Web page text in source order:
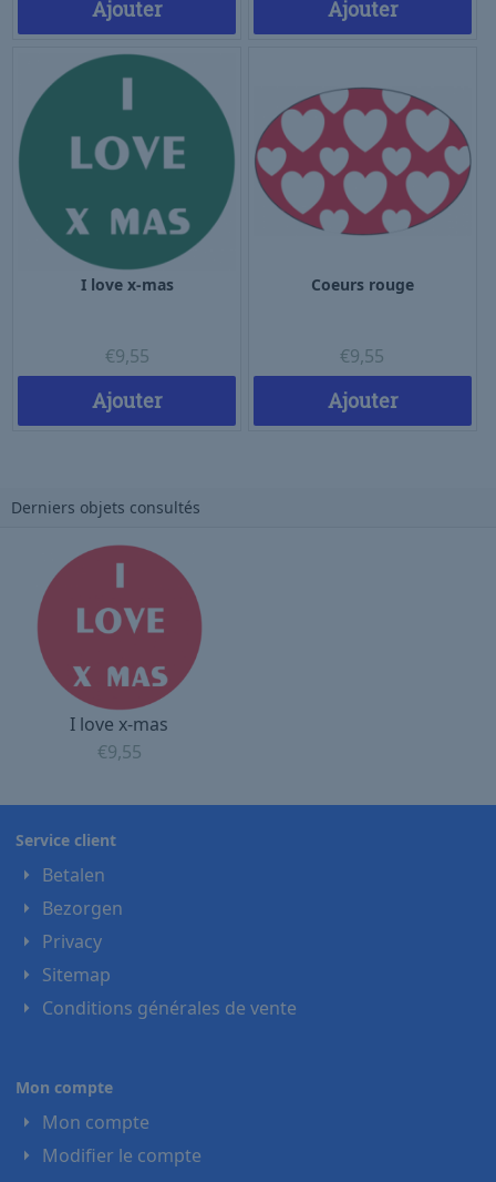
Ajouter Ajouter
I love x-mas
€9,55
Ajouter
Coeurs rouge
€9,55
Ajouter
Derniers objets consultés
I love x-mas
€9,55
Service client
Betalen
Bezorgen
Privacy
Sitemap
Conditions générales de vente
Mon compte
Mon compte
Modifier le compte